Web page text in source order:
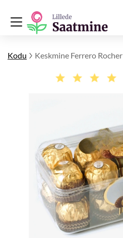
Kodu Keskmine Ferrero Rocher